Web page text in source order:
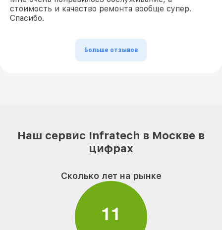
стоимость и качество ремонта вообще супер.
Спасибо.
Больше отзывов
Наш сервис Infratech в Москве в
цифрах
Сколько лет на рынке
11